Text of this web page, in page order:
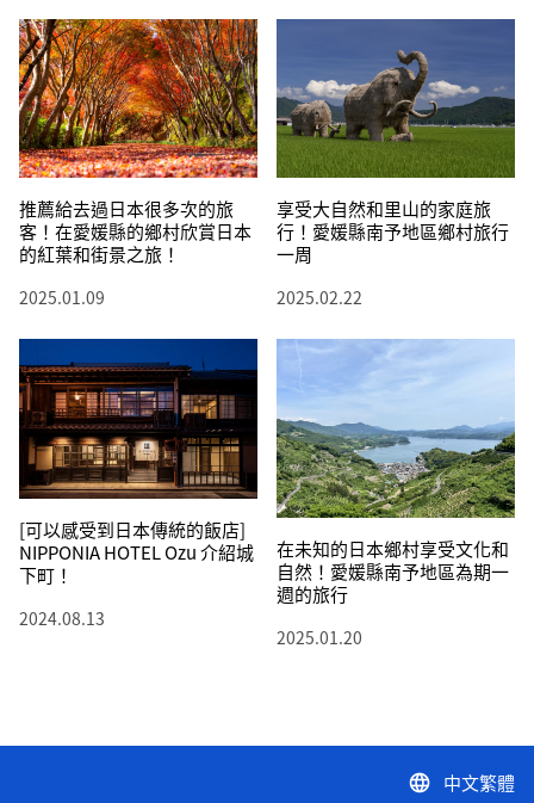
推薦給去過日本很多次的旅
客！在愛媛縣的鄉村欣賞日本
的紅葉和街景之旅！
2025.01.09
享受大自然和里山的家庭旅
行！愛媛縣南予地區鄉村旅行
一周
2025.02.22
[可以感受到日本傳統的飯店]
NIPPONIA HOTEL Ozu 介紹城
下町！
2024.08.13
在未知的日本鄉村享受文化和
自然！愛媛縣南予地區為期一
週的旅行
2025.01.20
language 中文繁體